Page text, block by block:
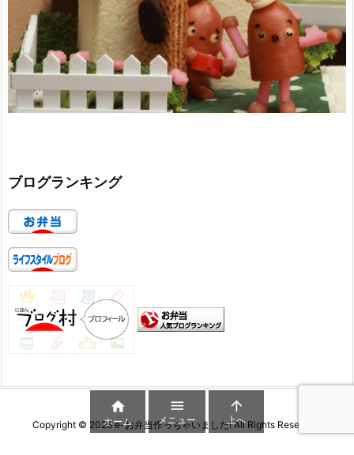
ブログランキング
Copyright © 2026 e-お弁当作っちゃいました!All Rights Reserved.

ホーム

メニュー

上へ